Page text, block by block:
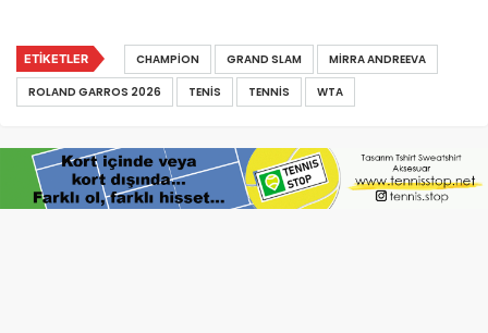
ETIKETLER CHAMPION GRAND SLAM
MIRRA ANDREEVA
ROLAND GARROS 2026
TENIS TENNIS WTA